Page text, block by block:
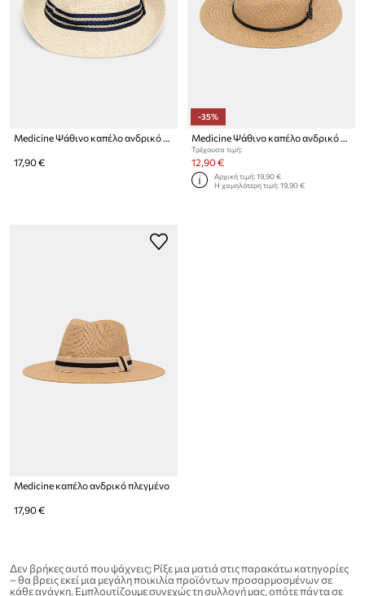
17,90 €
-35%
Τρέχουσα τιμή:
12,90 €
Αρχική τιμή:19,90 €
Η χαμηλότερη τιμή:19,90 €
Medicine καπέλο ανδρικό πλεγμένο
17,90 €
Δεν βρήκες αυτό που ψάχνεις; Ρίξε μια ματιά στις παρακάτω κατηγορίες
– θα βρεις εκεί μια μεγάλη ποικιλία προϊόντων προσαρμοσμένων σε
κάθε ανάγκη. Εμπλουτίζουμε συνεχώς τη συλλογή μας, οπότε πάντα σε